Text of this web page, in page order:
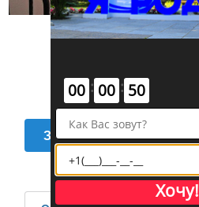
Забронировать
00 : 00 : 49
Хочу!